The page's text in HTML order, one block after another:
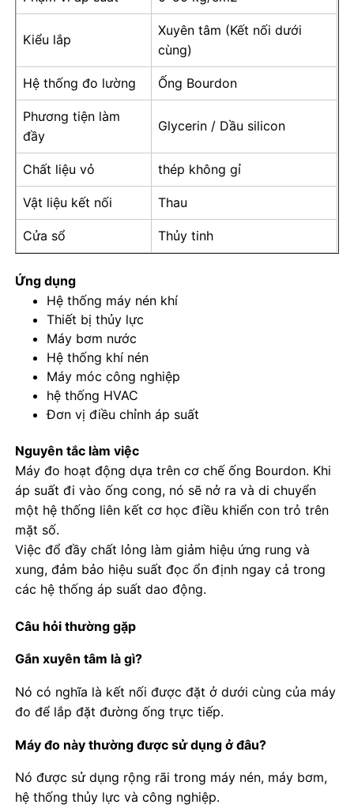
Máy đo áp suất đầy chất lỏng
Máy đo áp suất tiếp xúc điện
Bộ kiểm tra áp suất
Máy đo áp suất nhỏ
Đồng hồ đo áp suất kỹ thuật số
Đồng hồ đo áp suất tiện ích
Đồng hồ đo áp suất phát sáng trong bóng tối
Các loại máy đo áp suất
Kiểu lắp
Xuyên tâm (Kết nối dưới
cùng)
Hệ thống đo lường Ống Bourdon
Phương tiện làm
đầy
Glycerin / Dầu silicon
Chất liệu vỏ thép không gỉ
Vật liệu kết nối Thau
Cửa sổ Thủy tinh
Ứng dụng
Hệ thống máy nén khí
Thiết bị thủy lực
Máy bơm nước
Hệ thống khí nén
Máy móc công nghiệp
hệ thống HVAC
Đơn vị điều chỉnh áp suất
Nguyên tắc làm việc
Máy đo hoạt động dựa trên cơ chế ống Bourdon. Khi
áp suất đi vào ống cong, nó sẽ nở ra và di chuyển
một hệ thống liên kết cơ học điều khiển con trỏ trên
mặt số.
Việc đổ đầy chất lỏng làm giảm hiệu ứng rung và
xung, đảm bảo hiệu suất đọc ổn định ngay cả trong
các hệ thống áp suất dao động.
Câu hỏi thường gặp
Gắn xuyên tâm là gì?
Nó có nghĩa là kết nối được đặt ở dưới cùng của máy
đo để lắp đặt đường ống trực tiếp.
Máy đo này thường được sử dụng ở đâu?
Nó được sử dụng rộng rãi trong máy nén, máy bơm,
hệ thống thủy lực và công nghiệp.